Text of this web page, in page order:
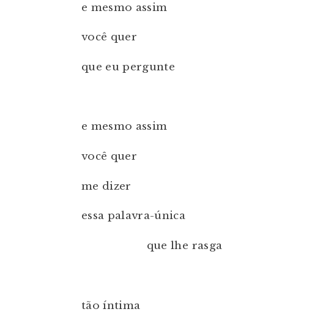
e mesmo assim
você quer
que eu pergunte
e mesmo assim
você quer
me dizer
essa palavra-única
que lhe rasga
tão íntima